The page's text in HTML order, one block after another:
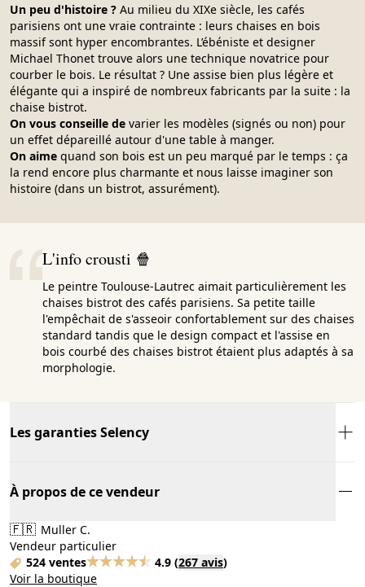
Un peu d'histoire ? Au milieu du XIXe siècle, les cafés
parisiens ont une vraie contrainte : leurs chaises en bois
massif sont hyper encombrantes. L’ébéniste et designer
Michael Thonet trouve alors une technique novatrice pour
courber le bois. Le résultat ? Une assise bien plus légère et
élégante qui a inspiré de nombreux fabricants par la suite : la
chaise bistrot.
On vous conseille de varier les modèles (signés ou non) pour
un effet dépareillé autour d'une table à manger.
On aime quand son bois est un peu marqué par le temps : ça
la rend encore plus charmante et nous laisse imaginer son
histoire (dans un bistrot, assurément).
L'info crousti 🍿
Le peintre Toulouse-Lautrec aimait particulièrement les
chaises bistrot des cafés parisiens. Sa petite taille
l'empêchait de s'asseoir confortablement sur des chaises
standard tandis que le design compact et l'assise en
bois courbé des chaises bistrot étaient plus adaptés à sa
morphologie.
Les garanties Selency
À propos de ce vendeur
🇫🇷 Muller C.
Vendeur particulier
524 ventes
4.9 (267 avis)
Voir la boutique